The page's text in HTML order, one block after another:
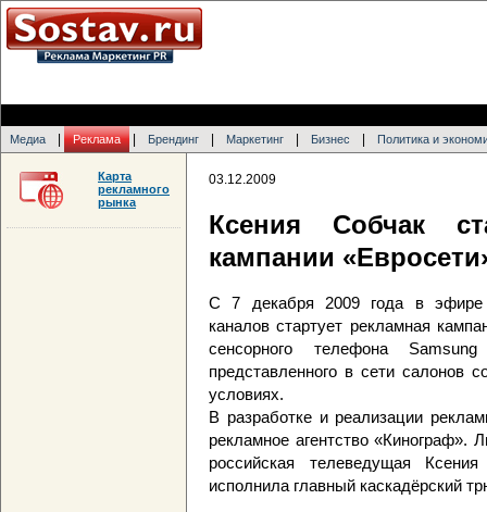
Медиа Реклама Брендинг Маркетинг Бизнес Политика и
03.12.2009
Ксения Собчак
кампании
С 7 декабря 2009 года в эфире
каналов стартует рекламная
сенсорного телефона
представленного в сети салонов
условиях.
В разработке и реализации
рекламное агентство «Кинограф».
российская телеведущая
исполнила главный каскадёрский
Карта
рекламного
рынка